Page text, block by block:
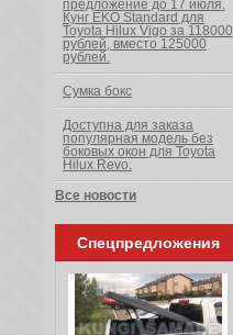
предложение до 17 июля.
Кунг EKO Standard для
Toyota Hilux Vigo за 118000
рублей, вместо 125000
рублей.
Сумка бокс
Доступна для заказа
популярная модель без
боковых окон для Toyota
Hilux Revo.
Все новости
Спецпредложения